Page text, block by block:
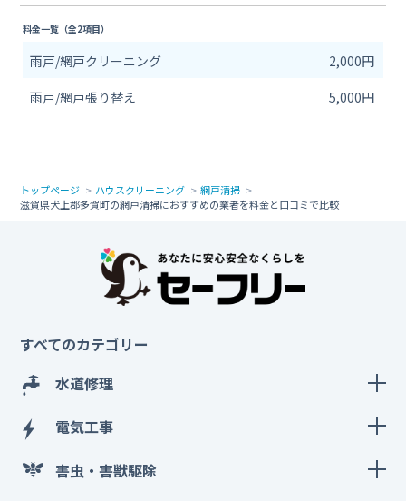
料金一覧（全2項目）
雨戸/網戸クリーニング
2,000円
雨戸/網戸張り替え
5,000円
トップページ ハウスクリーニング
網戸清掃
滋賀県犬上郡多賀町の網戸清掃におすすめの業者を料金と口コミで比較
すべてのカテゴリー
水道修理
電気工事
害虫・害獣駆除